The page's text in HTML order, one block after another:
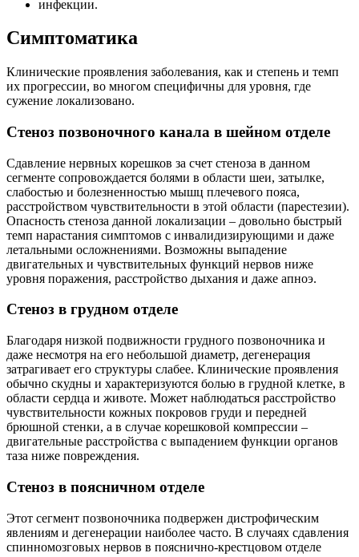
инфекции.
Симптоматика
Клинические проявления заболевания, как и степень и темп
их прогрессии, во многом специфичны для уровня, где
сужение локализовано.
Стеноз позвоночного канала в шейном отделе
Сдавление нервных корешков за счет стеноза в данном
сегменте сопровождается болями в области шеи, затылке,
слабостью и болезненностью мышц плечевого пояса,
расстройством чувствительности в этой области (парестезии).
Опасность стеноза данной локализации – довольно быстрый
темп нарастания симптомов с инвалидизирующими и даже
летальными осложнениями. Возможны выпадение
двигательных и чувствительных функций нервов ниже
уровня поражения, расстройство дыхания и даже апноэ.
Стеноз в грудном отделе
Благодаря низкой подвижности грудного позвоночника и
даже несмотря на его небольшой диаметр, дегенерация
затрагивает его структуры слабее. Клинические проявления
обычно скудны и характеризуются болью в грудной клетке, в
области сердца и животе. Может наблюдаться расстройство
чувствительности кожных покровов груди и передней
брюшной стенки, а в случае корешковой компрессии –
двигательные расстройства с выпадением функции органов
таза ниже повреждения.
Стеноз в поясничном отделе
Этот сегмент позвоночника подвержен дистрофическим
явлениям и дегенерации наиболее часто. В случаях сдавления
спинномозговых нервов в пояснично-крестцовом отделе